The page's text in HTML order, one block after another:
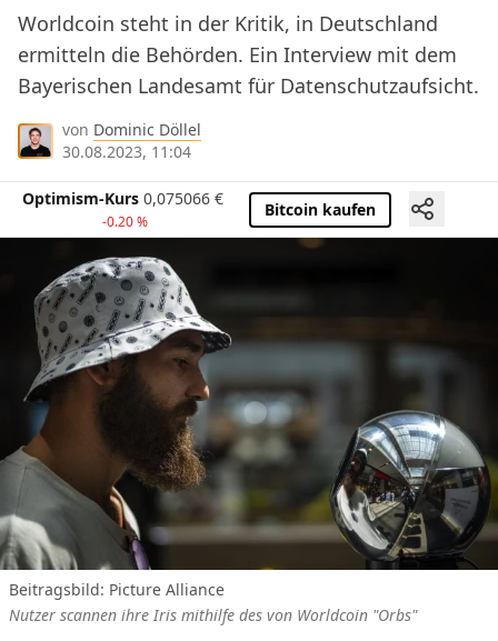
Worldcoin steht in der Kritik, in Deutschland
ermitteln die Behörden. Ein Interview mit dem
Bayerischen Landesamt für Datenschutzaufsicht.
von Dominic Döllel
30.08.2023, 11:04
Optimism-Kurs 0,075066 €
-0.20 %
Bitcoin kaufen
Beitragsbild: Picture Alliance
Nutzer scannen ihre Iris mithilfe des von Worldcoin "Orbs"